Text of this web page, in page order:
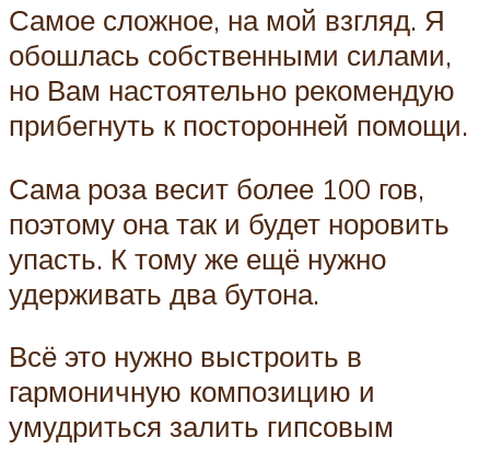
Самое сложное, на мой взгляд. Я
обошлась собственными силами,
но Вам настоятельно рекомендую
прибегнуть к посторонней помощи.
Сама роза весит более 100 гов,
поэтому она так и будет норовить
упасть. К тому же ещё нужно
удерживать два бутона.
Всё это нужно выстроить в
гармоничную композицию и
умудриться залить гипсовым